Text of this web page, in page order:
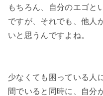
もちろん、自分のエゴと
ですが、それでも、他人
いと思うんですよね。
少なくても困っている人
間でいると同時に、自分